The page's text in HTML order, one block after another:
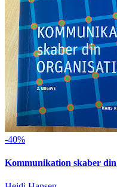
-40%
Kommunikation skaber